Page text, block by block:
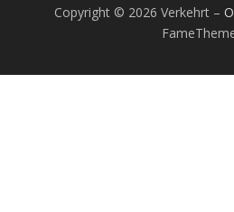
Copyright © 2026 Verkehrt –